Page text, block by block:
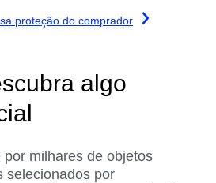
proteção do comprador
algo
por milhares de objetos
selecionados por